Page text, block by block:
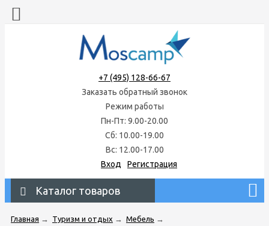
+7 (495) 128-66-67
Заказать обратный звонок
Режим работы
Пн-Пт: 9.00-20.00
Сб: 10.00-19.00
Вс: 12.00-17.00
Вход
Регистрация
Каталог товаров
Главная → Туризм и отдых → Мебель →